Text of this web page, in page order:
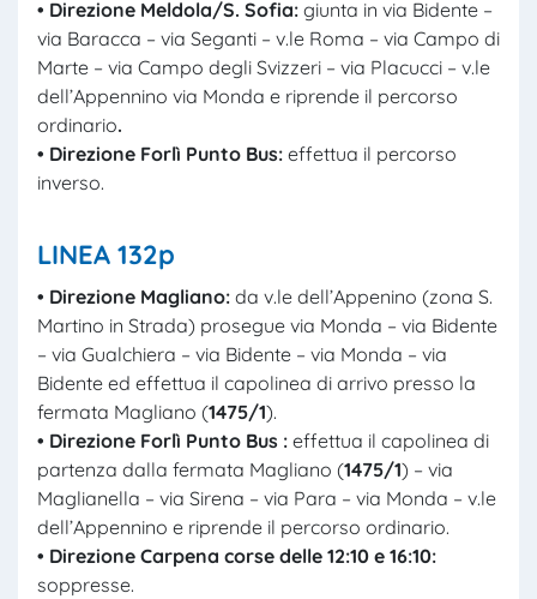
• Direzione Meldola/S. Sofia: giunta in via Bidente –
via Baracca – via Seganti – v.le Roma – via Campo di
Marte – via Campo degli Svizzeri – via Placucci – v.le
dell’Appennino via Monda e riprende il percorso
ordinario.
• Direzione Forlì Punto Bus: effettua il percorso
inverso.
LINEA 132p
• Direzione Magliano: da v.le dell’Appenino (zona S.
Martino in Strada) prosegue via Monda – via Bidente
– via Gualchiera – via Bidente – via Monda – via
Bidente ed effettua il capolinea di arrivo presso la
fermata Magliano (1475/1).
• Direzione Forlì Punto Bus : effettua il capolinea di
partenza dalla fermata Magliano (1475/1) – via
Maglianella – via Sirena – via Para – via Monda – v.le
dell’Appennino e riprende il percorso ordinario.
• Direzione Carpena corse delle 12:10 e 16:10:
soppresse.